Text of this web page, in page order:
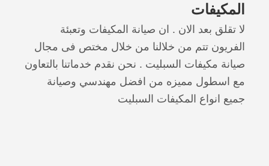
المكيفات
لا تقلق بعد الان . ان صيانة المكيفات وتعبئة
الفريون تتم من خلالنا من خلال مختص فى مجال
صيانة مكيفات السبليت . نحن نقدم خدماتنا بالتعاون
مع اسطول مميزه من افضل مهندسي وصيانة
جميع انواع المكيفات السبليت